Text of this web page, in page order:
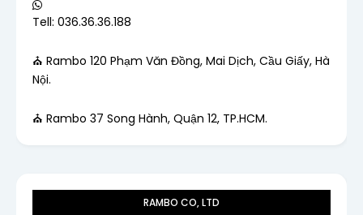
Tell: 036.36.36.188
⛪ Rambo 120 Phạm Văn Đồng, Mai Dịch, Cầu Giấy, Hà
Nội.
⛪ Rambo 37 Song Hành, Quận 12, TP.HCM.
RAMBO CO, LTD